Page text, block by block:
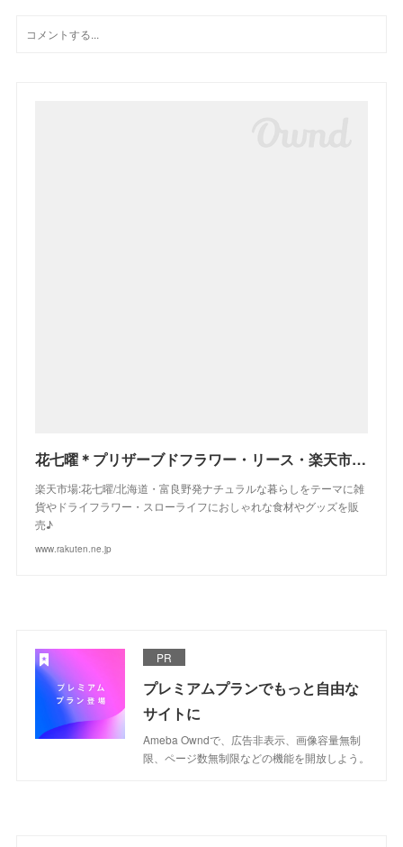
花七曜＊プリザーブドフラワー・リース・楽天市場店/富良野からお届けします♪
楽天市場:花七曜/北海道・富良野発ナチュラルな暮らしをテーマに雑
貨やドライフラワー・スローライフにおしゃれな食材やグッズを販
売♪
www.rakuten.ne.jp
PR
プレミアムプランでもっと自由な
サイトに
Ameba Owndで、広告非表示、画像容量無制
限、ページ数無制限などの機能を開放しよう。